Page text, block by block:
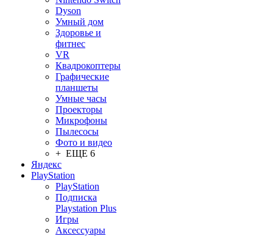
Dyson
Умный дом
Здоровье и
фитнес
VR
Квадрокоптеры
Графические
планшеты
Умные часы
Проекторы
Микрофоны
Пылесосы
Фото и видео
+ ЕЩЕ 6
Яндекс
PlayStation
PlayStation
Подписка
Playstation Plus
Игры
Аксессуары